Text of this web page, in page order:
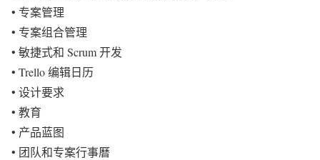
• 专案管理
• 专案组合管理
• 敏捷式和 Scrum 开发
• Trello 编辑日历
• 设计要求
• 教育
• 产品蓝图
• 团队和专案行事曆